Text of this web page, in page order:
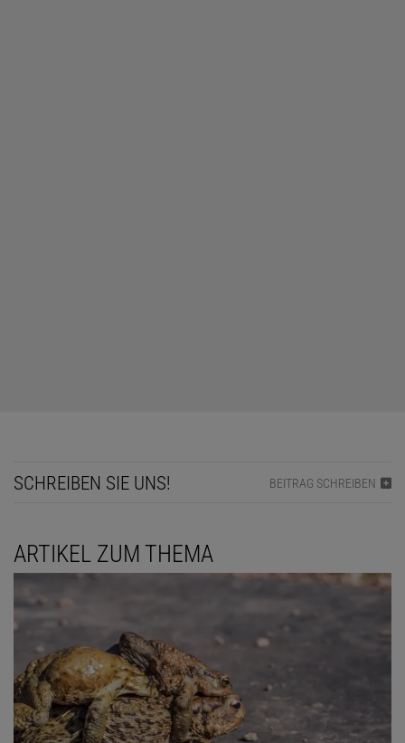
SCHREIBEN SIE UNS! BEITRAG SCHREIBEN
ARTIKEL ZUM THEMA